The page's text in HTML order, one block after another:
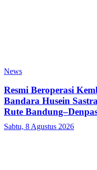
News
Resmi Beroperasi
Bandara Husein
Rute
Sabtu, 8 Agustus 2026